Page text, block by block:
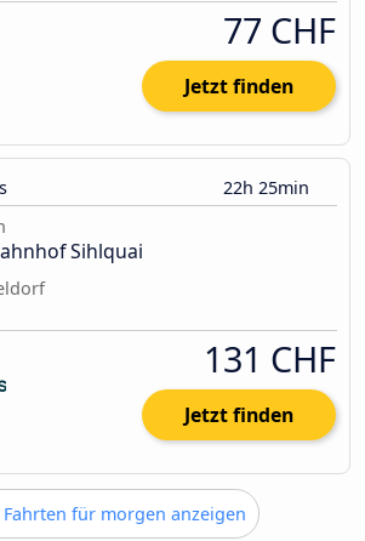
77 CHF
Jetzt finden
22h 25min
Sihlquai
131 CHF
Jetzt finden
Fahrten für morgen anzeigen